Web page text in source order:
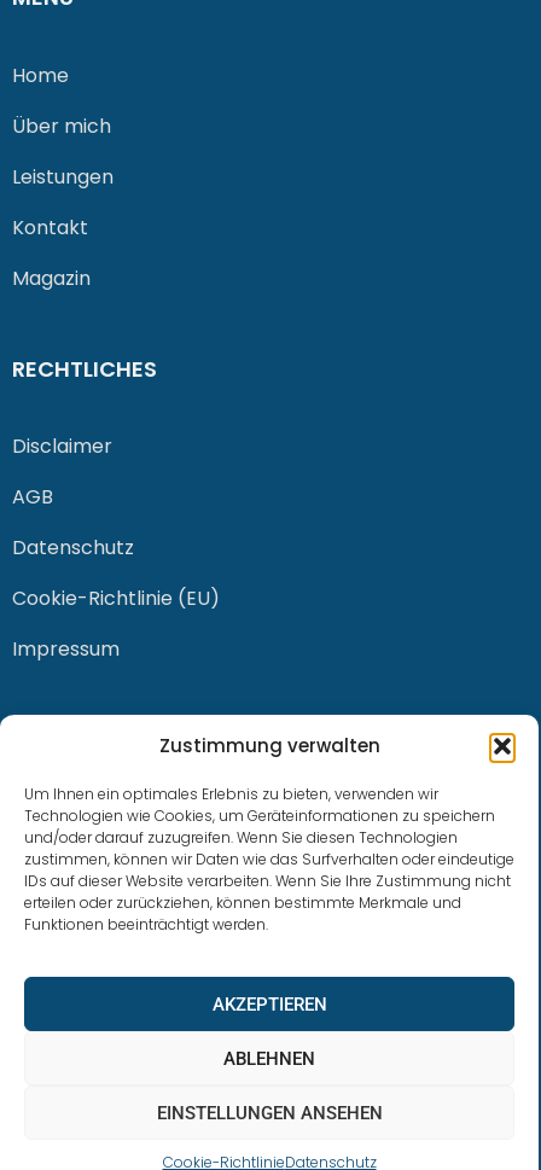
Zustimmung verwalten
Um Ihnen ein optimales Erlebnis zu bieten, verwenden wir
Technologien wie Cookies, um Geräteinformationen zu speichern
und/oder darauf zuzugreifen. Wenn Sie diesen Technologien
zustimmen, können wir Daten wie das Surfverhalten oder eindeutige
IDs auf dieser Website verarbeiten. Wenn Sie Ihre Zustimmung nicht
erteilen oder zurückziehen, können bestimmte Merkmale und
Funktionen beeinträchtigt werden.
AKZEPTIEREN
ABLEHNEN
EINSTELLUNGEN ANSEHEN
Cookie-RichtlinieDatenschutz
Home
Über mich
Leistungen
Kontakt
Magazin
RECHTLICHES
Disclaimer
AGB
Datenschutz
Cookie-Richtlinie (EU)
Impressum
0228 / 915 614 81
klaus.buhl@libra-invest.de
LIBRAInvest © 2023 | Design by SOFTWARESTUBE